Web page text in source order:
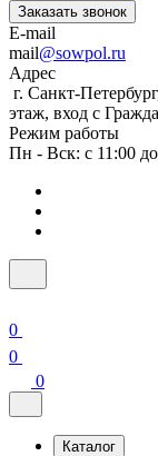
Заказать звонок
E-mail
mail@sowpol.ru
Адрес
г. Санкт-
этаж, вход с
Режим работы
Пн - Вск: с 11:00
0
0
0
Каталог